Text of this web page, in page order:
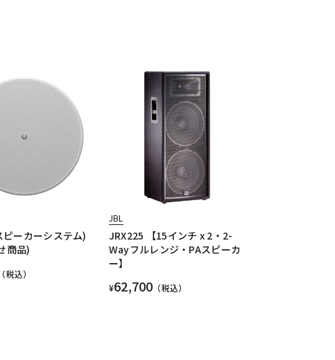
ピーカーシステム)
商品)
（税込）
JBL
JRX225 【15インチ x 2・2-
Wayフルレンジ・PAスピーカ
ー】
¥62,700 （税込）